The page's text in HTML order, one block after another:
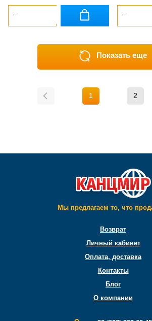
Показать еще
1 2
Мы предлагаем то, что
Возврат
Личный кабинет
Оплата, доставка
Контакты
Блог
О компании